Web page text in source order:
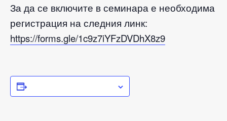
За да се включите в семинара е необходима
регистрация на следния линк:
https://forms.gle/1c9z7iYFzDVDhX8z9